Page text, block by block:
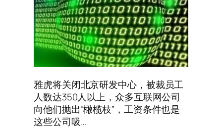
雅虎将关闭北京研发中心，被裁员工
人数达350人以上，众多互联网公司
向他们抛出“橄榄枝”，工资条件也是
这些公司吸…